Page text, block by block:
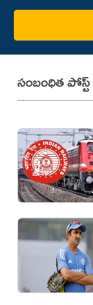
సంబంధిత పోస్ట్